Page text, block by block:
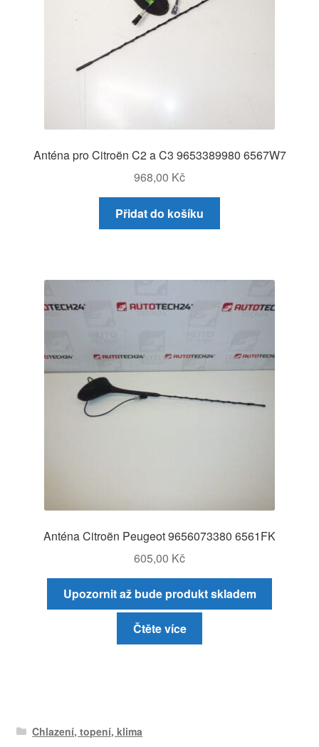
Anténa pro Citroën C2 a C3 9653389980 6567W7
968,00 Kč
Přidat do košíku
Anténa Citroën Peugeot 9656073380 6561FK
605,00 Kč
Upozornit až bude produkt skladem
Čtěte více
Chlazení, topení, klima